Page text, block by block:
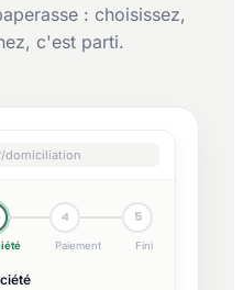
: choisissez,
c'est parti.
domiciliation
4 5
Paiement Fini